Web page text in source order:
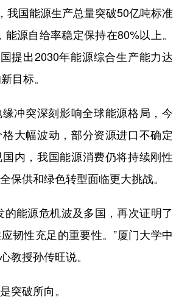
国能源生产总量突破50亿吨标准
源自给率稳定保持在80%以上。
提出2030年能源综合生产能力达
目标。
突深刻影响全球能源格局，今
大幅波动，部分资源进口不确定
内，我国能源消费仍将持续刚性
保供和绿色转型面临更大挑战。
能源危机波及多国，再次证明了
韧性充足的重要性。”厦门大学中
教授孙传旺说。
破所向。